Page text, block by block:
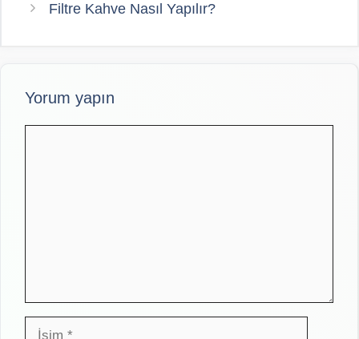
Filtre Kahve Nasıl Yapılır?
Yorum yapın
İsim